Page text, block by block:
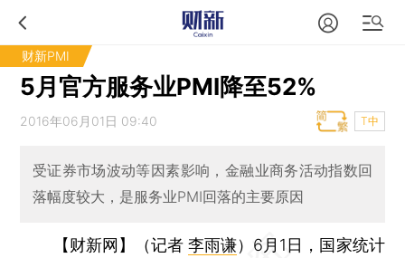
财新PMI
5月官方服务业PMI降至52%
2016年06月01日 09:40 T中
受证券市场波动等因素影响，金融业商务活动指数回
落幅度较大，是服务业PMI回落的主要原因
【财新网】（记者 李雨谦） 6月1日，国家统计